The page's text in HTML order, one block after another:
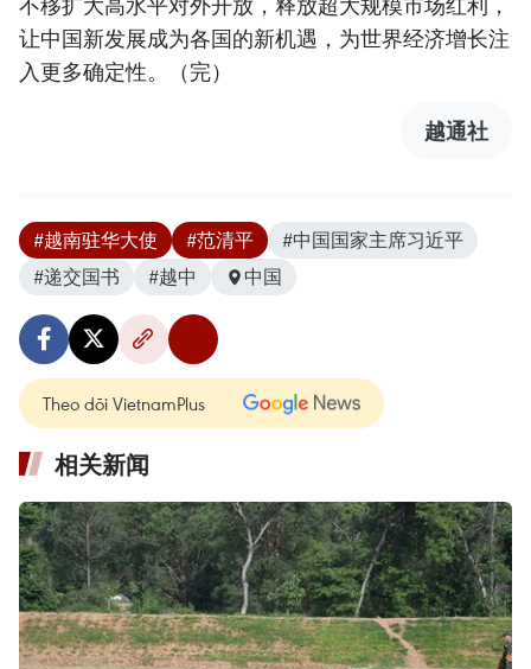
让中国新发展成为各国的新机遇，为世界经济增长注
入更多确定性。（完）
越通社
#越南驻华大使 #范清平
#中国国家主席习近平
#递交国书
#越中 中国
Theo dõi VietnamPlus
相关新闻